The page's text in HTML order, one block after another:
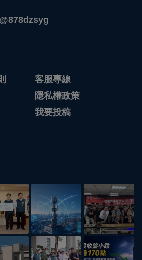
客服專線
隱私權政策
我要投稿